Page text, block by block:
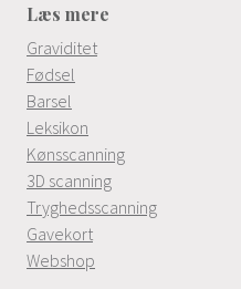
Læs mere
Graviditet
Fødsel
Barsel
Leksikon
Kønsscanning
3D scanning
Tryghedsscanning
Gavekort
Webshop